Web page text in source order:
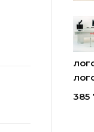
385